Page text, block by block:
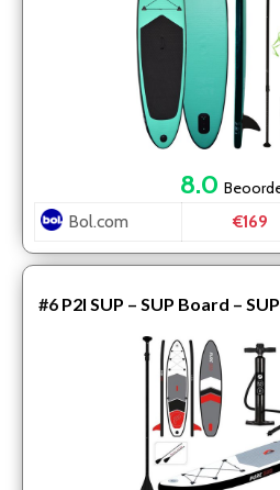
8.0
Bol.com €169
#6 P2I SUP – SUP Board –
320x76x15